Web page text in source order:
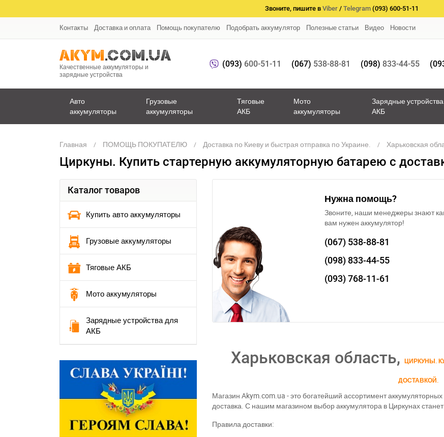
Звоните, пишите в Viber / Telegram (093) 600-51-11
Контакты Доставка и оплата Помощь покупателю Подобрать аккумулятор Полезные статьи Видео Новости
Качественные аккумуляторы и
зарядные устройства
(093) 600-51-11 (067) 538-88-81 (098) 833-44-55
Авто
аккумуляторы
Грузовые
аккумуляторы
Тяговые
АКБ
Мото
аккумуляторы
Зарядные
АКБ
Главная ПОМОЩЬ ПОКУПАТЕЛЮ Доставка по Киеву и быстрая отправка по Украине. Харьковская
Циркуны. Купить стартерную аккумуляторную батарею с
Каталог товаров
Купить авто аккумуляторы
Грузовые аккумуляторы
Тяговые АКБ
Мото аккумуляторы
Зарядные устройства для
АКБ
Нужна помощь?
Звоните, наши менеджеры знают
вам нужен аккумулятор!
(067) 538-88-81
(098) 833-44-55
(093)768-11-61
Харьковская область, ЦИРКУНЫ.
ДОСТАВКОЙ.
Магазин Akym.com.ua - это богатейший ассортимент
доставка. С нашим магазином выбор аккумулятора в Циркунах
Правила доставки: